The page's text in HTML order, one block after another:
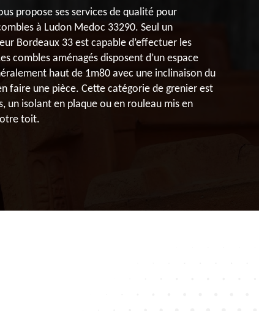
propose ses services de qualité pour
à Ludon Medoc 33290. Seul un
Bordeaux 33 est capable d’effectuer les
combles aménagés disposent d’un espace
haut de 1m80 avec une inclinaison du
faire une pièce. Cette catégorie de grenier est
un isolant en plaque ou en rouleau mis en
toit.